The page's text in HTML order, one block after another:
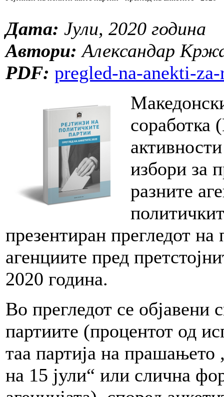
Дата: Јули, 2020 година
Автори: Александар
PDF: pregled-na-anekti-
избори за
разните
презентиран прегледот на
агенциите пред
2020 година.
Во прегледот се објавени
партиите (процентот од
таа партија на прашањето
на 15 јули“ или слична